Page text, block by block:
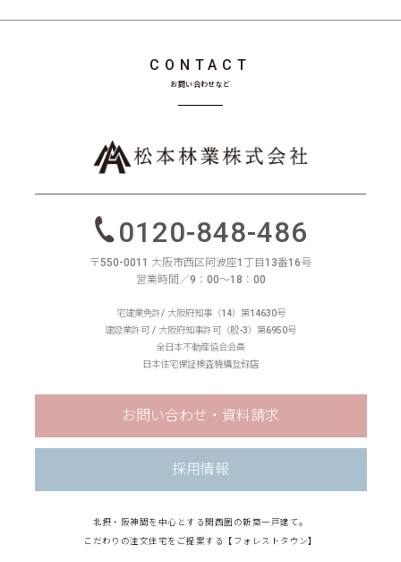
CONTACT
お問い合わせなど
0120-848-486
〒550-0011 大阪市西区阿波座1丁目13番16号
営業時間／9：00〜18：00
宅建業免許/ 大阪府知事（14）第14630号
建設業許可 / 大阪府知事許可（般-3）第6950号
全日本不動産協会会員
日本住宅保証検査機構登録店
お問い合わせ・資料請求
採用情報
北摂・阪神間を中心とする関西圏の新築一戸建て。
こだわりの注文住宅をご提案する【フォレストタウン】